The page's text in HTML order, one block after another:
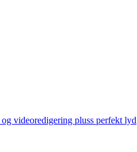
videoredigering pluss perfekt lyd